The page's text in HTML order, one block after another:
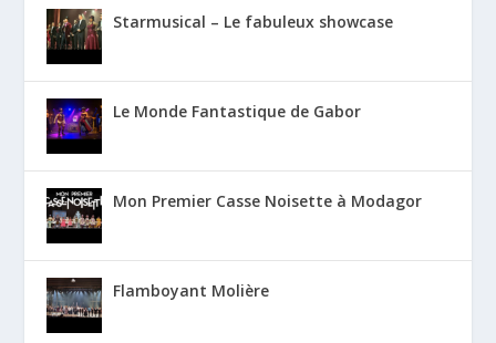
Starmusical – Le fabuleux showcase
Le Monde Fantastique de Gabor
Mon Premier Casse Noisette à Modagor
Flamboyant Molière